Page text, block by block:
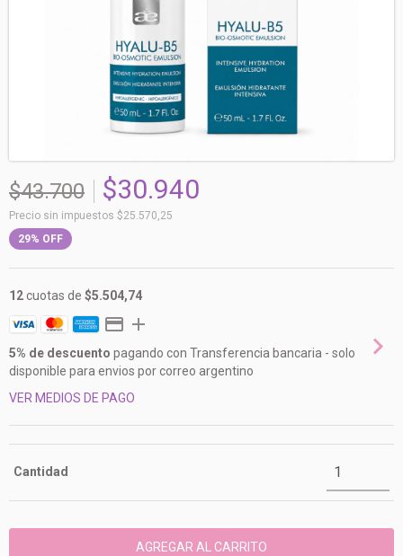
$43.700 $30.940
Precio sin impuestos $25.570,25
29% OFF
12cuotas de $5.504,74
5% de descuento pagando con Transferencia bancaria - solo
disponible para envios por correo argentino
VER MEDIOS DE PAGO
Cantidad